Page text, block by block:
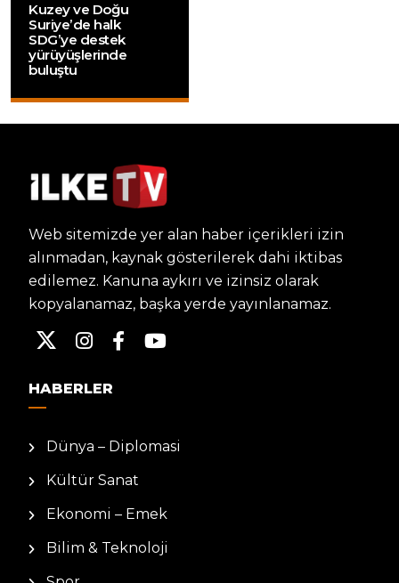
Kuzey ve Doğu
Suriye’de halk
SDG’ye destek
yürüyüşlerinde
buluştu
Web sitemizde yer alan haber içerikleri izin
alınmadan, kaynak gösterilerek dahi iktibas
edilemez. Kanuna aykırı ve izinsiz olarak
kopyalanamaz, başka yerde yayınlanamaz.
HABERLER
Dünya – Diplomasi
Kültür Sanat
Ekonomi – Emek
Bilim & Teknoloji